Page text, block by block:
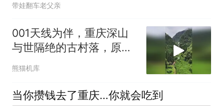
带娃翻车老父亲
001天线为伴，重庆深山
与世隔绝的古村落，原本
热闹的小山
熊猫机库
当你攒钱去了重庆…你就会吃到